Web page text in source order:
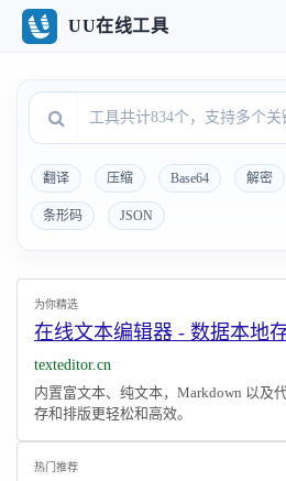
UU在线工具
翻译 压缩 Base64 解密
条形码 JSON
为你精选
在线文本编辑器 - 数据本地
texteditor.cn
内置富文本、纯文本，Markdown 以及
存和排版更轻松和高效。
热门推荐